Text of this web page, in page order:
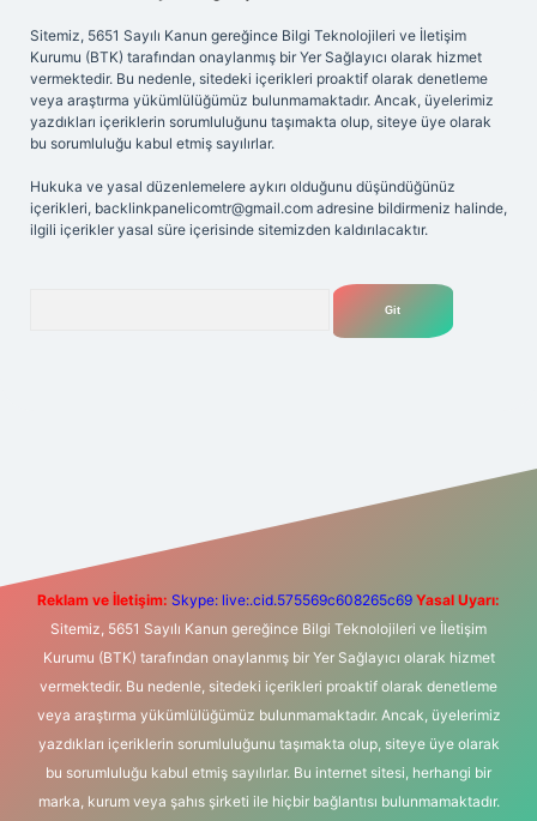
Sitemiz, 5651 Sayılı Kanun gereğince Bilgi Teknolojileri ve İletişim
Kurumu (BTK) tarafından onaylanmış bir Yer Sağlayıcı olarak hizmet
vermektedir. Bu nedenle, sitedeki içerikleri proaktif olarak denetleme
veya araştırma yükümlülüğümüz bulunmamaktadır. Ancak, üyelerimiz
yazdıkları içeriklerin sorumluluğunu taşımakta olup, siteye üye olarak
bu sorumluluğu kabul etmiş sayılırlar.
Hukuka ve yasal düzenlemelere aykırı olduğunu düşündüğünüz
içerikleri, backlinkpanelicomtr@gmail.com adresine bildirmeniz halinde,
ilgili içerikler yasal süre içerisinde sitemizden kaldırılacaktır.
m elexbet
Reklam ve İletişim: Skype: live:.cid.575569c608265c69 Yasal Uyarı:
Sitemiz, 5651 Sayılı Kanun gereğince Bilgi Teknolojileri ve İletişim
Kurumu (BTK) tarafından onaylanmış bir Yer Sağlayıcı olarak hizmet
vermektedir. Bu nedenle, sitedeki içerikleri proaktif olarak denetleme
veya araştırma yükümlülüğümüz bulunmamaktadır. Ancak, üyelerimiz
yazdıkları içeriklerin sorumluluğunu taşımakta olup, siteye üye olarak
bu sorumluluğu kabul etmiş sayılırlar. Bu internet sitesi, herhangi bir
marka, kurum veya şahıs şirketi ile hiçbir bağlantısı bulunmamaktadır.